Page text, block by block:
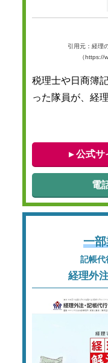
引用元：経理
（https://
税理士や日商簿
った隊員が、経
▸ 公式サ
電
一
記帳代
経理外